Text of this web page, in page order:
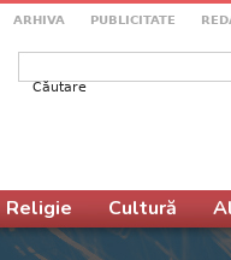
ARHIVA PUBLICITATE
Formular de
Religie Cultură